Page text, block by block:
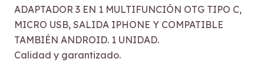
ADAPTADOR 3 EN 1 MULTIFUNCIÓN OTG TIPO C,
MICRO USB, SALIDA IPHONE Y COMPATIBLE
TAMBIÉN ANDROID. 1 UNIDAD.
Calidad y garantizado.